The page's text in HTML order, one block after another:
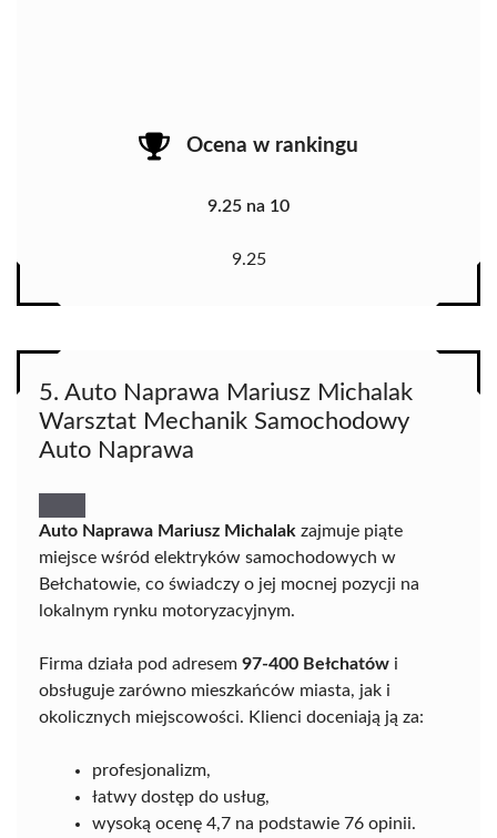
Ocena w rankingu
9.25 na 10
9.25
5. Auto Naprawa Mariusz Michalak
Warsztat Mechanik Samochodowy
Auto Naprawa
Auto Naprawa Mariusz Michalak zajmuje piąte
miejsce wśród elektryków samochodowych w
Bełchatowie, co świadczy o jej mocnej pozycji na
lokalnym rynku motoryzacyjnym.
Firma działa pod adresem 97-400 Bełchatów i
obsługuje zarówno mieszkańców miasta, jak i
okolicznych miejscowości. Klienci doceniają ją za:
profesjonalizm,
łatwy dostęp do usług,
wysoką ocenę 4,7 na podstawie 76 opinii.